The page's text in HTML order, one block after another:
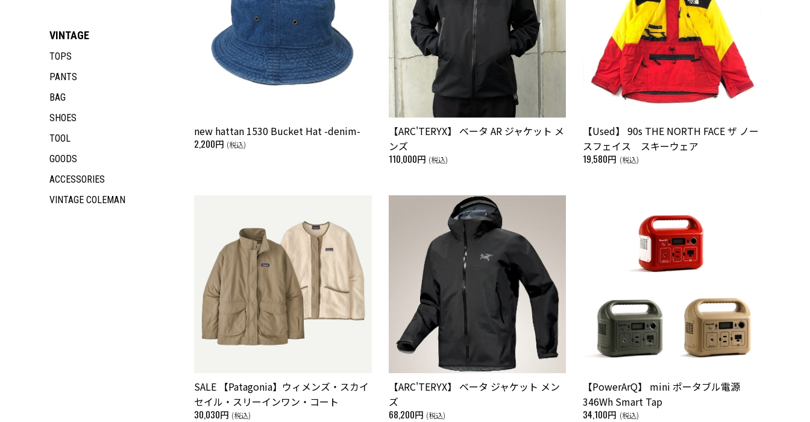
VINTAGE
TOPS
PANTS
BAG
SHOES
TOOL
GOODS
ACCESSORIES
VINTAGE COLEMAN
new hattan 1530 Bucket Hat -denim-
2,200円 (税込)
【ARC'TERYX】 ベータ AR ジャケット メ
ンズ
110,000円 (税込)
【Used】 90s THE NORTH FACE ザ ノー
スフェイス スキーウェア
19,580円 (税込)
SALE 【Patagonia】ウィメンズ・スカイ
セイル・スリーインワン・コート
30,030円 (税込)
【ARC'TERYX】 ベータ ジャケット メン
ズ
68,200円 (税込)
【PowerArQ】 mini ポータブル電源
346Wh Smart Tap
34,100円 (税込)